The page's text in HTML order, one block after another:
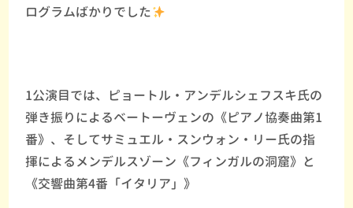
ログラムばかりでした
1公演目では、ピョートル・アンデルシェフスキ氏の
弾き振りによるベートーヴェンの《ピアノ協奏曲第1
番》、そしてサミュエル・スンウォン・リー氏の指
揮によるメンデルスゾーン《フィンガルの洞窟》と
《交響曲第4番「イタリア」》